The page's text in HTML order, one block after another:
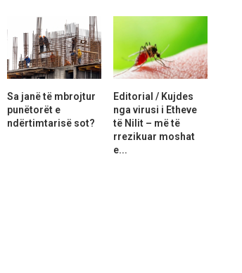
Sa janë të mbrojtur
punëtorët e
ndërtimtarisë sot?
Editorial / Kujdes
nga virusi i Etheve
të Nilit – më të
rrezikuar moshat
e...